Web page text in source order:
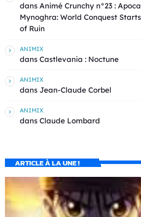
dans Animé Crunchy n°23 :
Mynoghra: World Conquest
of Ruin
ANIMIX
dans Castlevania : Noctune
ANIMIX
dans Jean-Claude Corbel
ANIMIX
dans Claude Lombard
ARTICLE À LA UNE !